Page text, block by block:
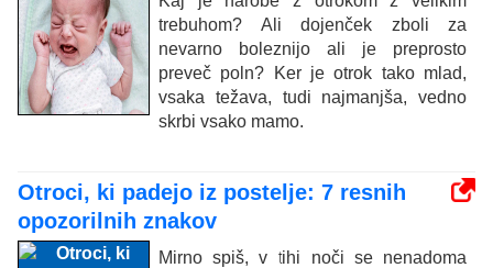
trebuhom? Ali dojenček zboli za
nevarno boleznijo ali je preprosto
preveč poln? Ker je otrok tako mlad,
vsaka težava, tudi najmanjša, vedno
skrbi vsako mamo.
Otroci, ki padejo iz postelje: 7 resnih
opozorilnih znakov
Mirno spiš, v tihi noči se nenadoma